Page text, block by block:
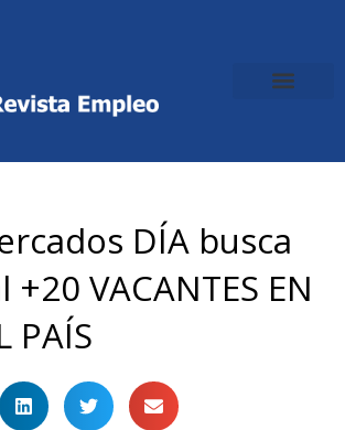
DÍA busca
VACANTES EN
PAÍS